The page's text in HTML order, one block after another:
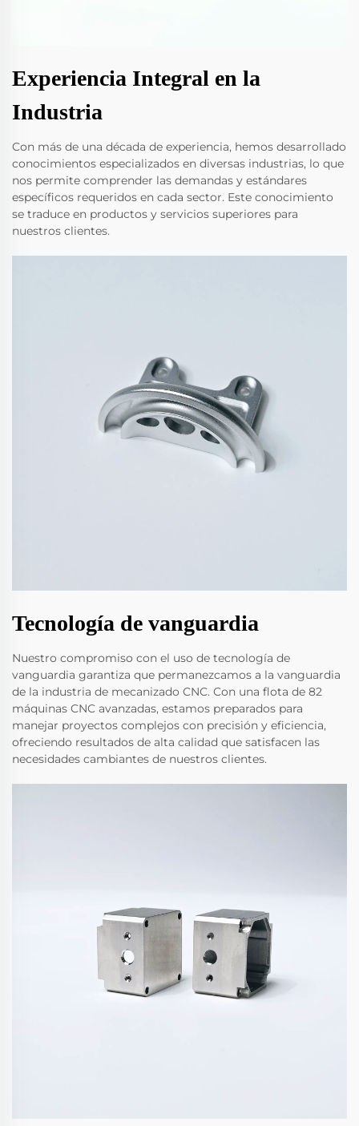
Experiencia Integral en la
Industria
Con más de una década de experiencia, hemos desarrollado
conocimientos especializados en diversas industrias, lo que
nos permite comprender las demandas y estándares
específicos requeridos en cada sector. Este conocimiento
se traduce en productos y servicios superiores para
nuestros clientes.
Tecnología de vanguardia
Nuestro compromiso con el uso de tecnología de
vanguardia garantiza que permanezcamos a la vanguardia
de la industria de mecanizado CNC. Con una flota de 82
máquinas CNC avanzadas, estamos preparados para
manejar proyectos complejos con precisión y eficiencia,
ofreciendo resultados de alta calidad que satisfacen las
necesidades cambiantes de nuestros clientes.